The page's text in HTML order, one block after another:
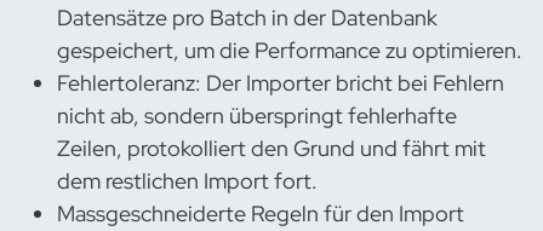
Datensätze pro Batch in der Datenbank
gespeichert, um die Performance zu optimieren.
Fehlertoleranz: Der Importer bricht bei Fehlern
nicht ab, sondern überspringt fehlerhafte
Zeilen, protokolliert den Grund und fährt mit
dem restlichen Import fort.
Massgeschneiderte Regeln für den Import